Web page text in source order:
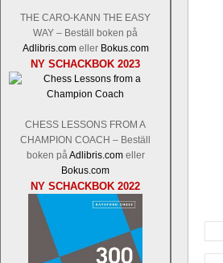
THE CARO-KANN THE EASY
WAY – Beställ boken på
Adlibris.comeller Bokus.com
NY SCHACKBOK 2023
CHESS LESSONS FROM A
CHAMPION COACH – Beställ
boken påAdlibris.comeller
Bokus.com
NY SCHACKBOK 2022